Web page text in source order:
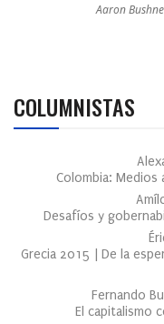
Aaron
COLUMNISTAS
Colombia:
Desafíos y
Grecia 2015 | De la
Fernando
El capitalismo